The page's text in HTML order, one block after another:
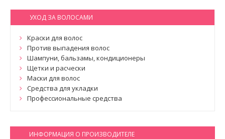
УХОД ЗА ВОЛОСАМИ
Краски для волос
Против выпадения волос
Шампуни, бальзамы, кондиционеры
Щетки и расчески
Маски для волос
Средства для укладки
Профессиональные средства
ИНФОРМАЦИЯ О ПРОИЗВОДИТЕЛЕ